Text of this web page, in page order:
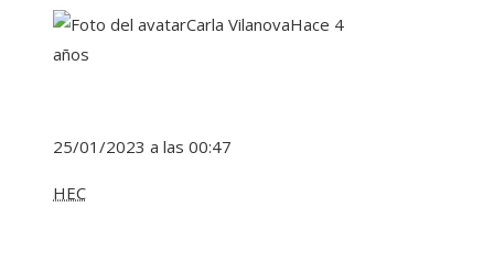
Carla VilanovaHace 4
años
25/01/2023 a las 00:47
HEC